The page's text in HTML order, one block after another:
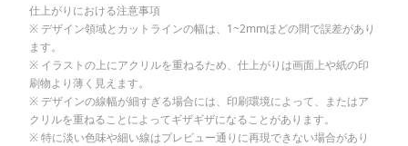
仕上がりにおける注意事項
デザイン領域とカットラインの幅は、1~2mmほどの間で誤差があり
ます。
イラストの上にアクリルを重ねるため、仕上がりは画面上や紙の印
刷物より薄く見えます。
デザインの線幅が細すぎる場合には、印刷環境によって、またはア
クリルを重ねることによってギザギザになることがあります。
特に淡い色味や細い線はプレビュー通りに再現できない場合があり